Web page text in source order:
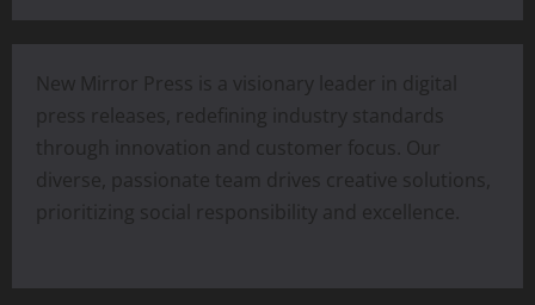
New Mirror Press is a visionary leader in digital
press releases, redefining industry standards
through innovation and customer focus. Our
diverse, passionate team drives creative solutions,
prioritizing social responsibility and excellence.